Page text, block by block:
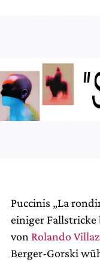
Puccinis „La
einiger
von Rolando
Berger-Gorski